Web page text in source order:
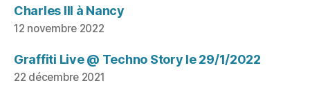
Charles III à Nancy
12 novembre 2022
Graffiti Live @ Techno Story le 29/1/2022
22 décembre 2021